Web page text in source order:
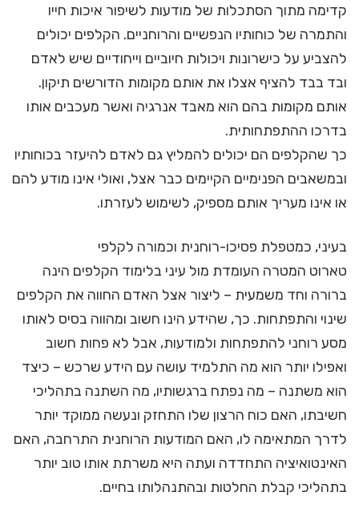
קדימה מתוך הסתכלות של מודעות לשיפור איכות חייו
והתמרה של כוחותיו הנפשיים והרוחניים. הקלפים יכולים
להצביע על כישרונות ויכולות חיוביים וייחודיים שיש לאדם
ובד בבד להציף אצלו את אותם מקומות הדורשים תיקון.
אותם מקומות בהם הוא מאבד אנרגיה ואשר מעכבים אותו
בדרכו ההתפתחותית.
כך שהקלפים הם יכולים להמליץ גם לאדם להיעזר בכוחותיו
ובמשאבים הפנימיים הקיימים כבר אצל, ואולי אינו מודע להם
או אינו מעריך אותם מספיק, לשימוש לעזרתו.
בעיני, כמטפלת פסיכו-רוחנית וכמורה לקלפי
טארוט המטרה העומדת מול עיני בלימוד הקלפים הינה
ברורה וחד משמעית – ליצור אצל האדם החווה את הקלפים
שינוי והתפתחות. כך, שהידע הינו חשוב ומהווה בסיס לאותו
מסע רוחני להתפתחות ולמודעות, אבל לא פחות חשוב
ואפילו יותר הוא מה התלמיד עושה עם הידע שרכש – כיצד
הוא משתנה – מה נפתח ברגשותיו, מה השתנה בתהליכי
חשיבתו, האם כוח הרצון שלו התחזק ונעשה ממוקד יותר
לדרך המתאימה לו, האם המודעות הרוחנית התרחבה, האם
האינטואיציה התחדדה ועתה היא משרתת אותו טוב יותר
בתהליכי קבלת החלטות ובהתנהלותו בחיים.